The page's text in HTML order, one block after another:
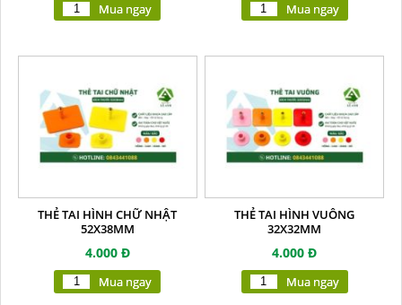
Mua ngay Mua ngay
THẺ TAI HÌNH CHỮ NHẬT
52X38MM
4.000 Đ
Mua ngay
THẺ TAI HÌNH VUÔNG
32X32MM
4.000 Đ
Mua ngay